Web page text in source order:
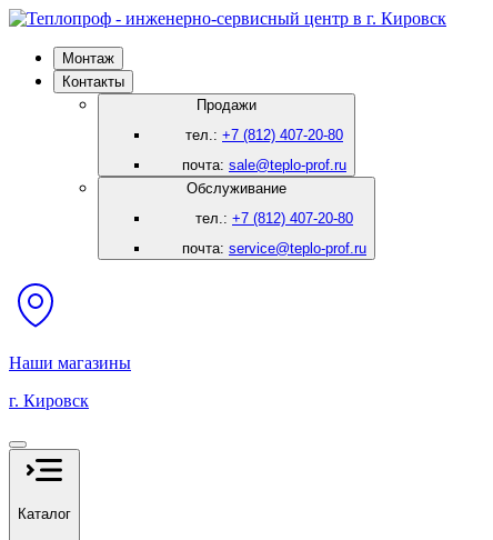
Монтаж
Контакты
Продажи
тел.: +7 (812) 407-20-80
почта: sale@teplo-prof.ru
Обслуживание
тел.: +7 (812) 407-20-80
почта: service@teplo-prof.ru
Наши магазины
г. Кировск
Каталог